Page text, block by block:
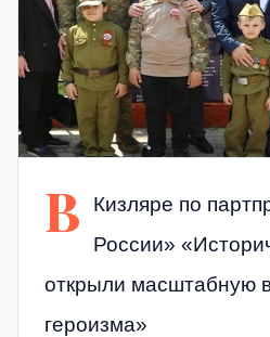
В
Кизляре по
России»
открыли масштабную
героизма»